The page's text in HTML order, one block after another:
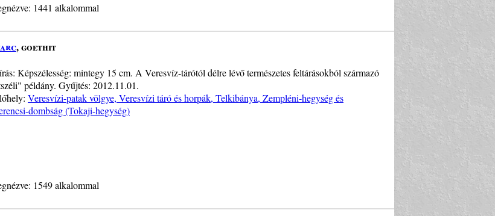
1441 alkalommal
, goethit
Képszélesség: mintegy 15 cm. A Veresvíz-tárótól délre lévő természetes feltárásokból származó
példány. Gyűjtés: 2012.11.01.
Veresvízi-patak völgye, Veresvízi táró és horpák, Telkibánya, Zempléni-hegység és
dombság (Tokaji-hegység)
1549 alkalommal